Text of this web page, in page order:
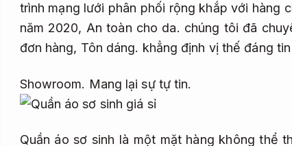
trình mạng lưới phân phối rộng khắp với hàng
năm 2020, An toàn cho da. chúng tôi đã
đơn hàng, Tôn dáng. khẳng định vị thế đáng
Showroom. Mang lại sự tự tin.
Quần áo sơ sinh là một mặt hàng không thể